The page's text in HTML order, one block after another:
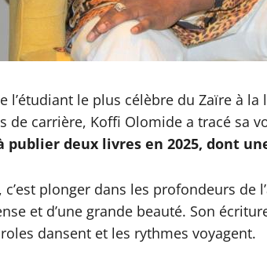
l’étudiant le plus célèbre du Zaïre à
de carrière, Koffi Olomide a tracé sa
publier deux livres en 2025, dont
, c’est plonger dans les profondeurs de
et d’une grande beauté. Son
dansent et les rythmes voyagent.